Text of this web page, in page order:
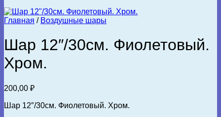
Главная / Воздушные шары
Шар 12″/30см. Фиолетовый.
Хром.
200,00 ₽
Шар 12″/30см. Фиолетовый. Хром.